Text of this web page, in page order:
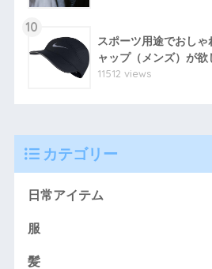
10
スポーツ用途でおし
ャップ（メンズ）が欲
11512 views
カテゴリー
日常アイテム
服
髪